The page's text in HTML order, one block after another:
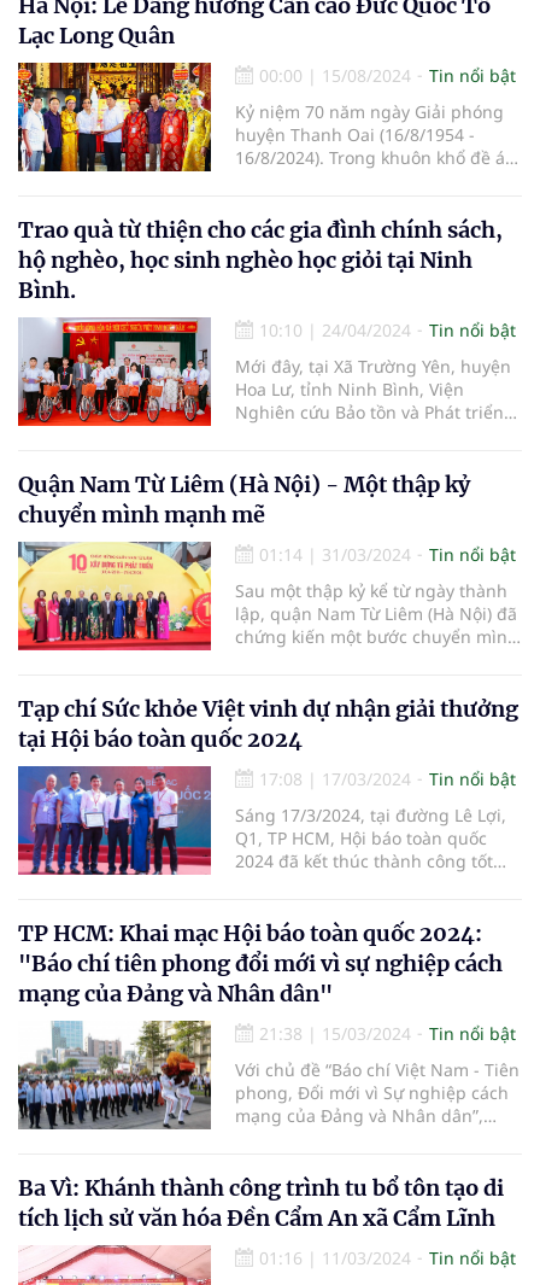
Hà Nội: Lễ Dâng hương Cẩn cáo Đức Quốc Tổ
Lạc Long Quân
00:00 | 15/08/2024
Tin nổi bật
Kỷ niệm 70 năm ngày Giải phóng
huyện Thanh Oai (16/8/1954 -
16/8/2024). Trong khuôn khổ đề án
Giáo hội Phật giáo Việt Nam, Hội
Nam y Việt Nam, và Chương trình
truyền thông Việt đồng hành cùng
động văn hóa cội nguồn đã được
triển khai trong suốt hai năm qua.
Trao quà từ thiện cho các gia đình chính sách,
hộ nghèo, học sinh nghèo học giỏi tại Ninh
Bình.
10:10 | 24/04/2024
Tin nổi bật
Mới đây, tại Xã Trường Yên, huyện
Hoa Lư, tỉnh Ninh Bình, Viện
Nghiên cứu Bảo tồn và Phát triển
dược học cổ truyền (thuộc Hội
Nghiên cứu Khoa học về Đông
Nam Á – Việt Nam) phối hợp với
các cơ quan hữu quan tổ chức
chương trình:“Du Xuân đón lộc
Giáp Thìn 2024”, Dựlễ dâng hương
Đền thờ Vua Đinh Tiên Hoàng và
làm từ thiện tại xã Trường Yên,
Quận Nam Từ Liêm (Hà Nội) - Một thập kỷ
chuyển mình mạnh mẽ
01:14 | 31/03/2024
Tin nổi bật
Sau một thập kỷ kể từ ngày thành
lập, quận Nam Từ Liêm (Hà Nội) đã
chứng kiến một bước chuyển mình
mạo đô thị văn minh và hiện đại.
Tạp chí Sức khỏe Việt vinh dự nhận giải thưởng
tại Hội báo toàn quốc 2024
17:08 | 17/03/2024
Tin nổi bật
Sáng 17/3/2024, tại đường Lê Lợi,
Q1, TP HCM, Hội báo toàn quốc
2024 đã kết thúc thành công tốt
hội để những người trong nghề
được giao lưu, học hỏi; chung sức,
đồng lòng thúc đẩy tinh thần đổi
mới sáng tạo trong hoạt động báo
chí. Tại Hội báo, Chi hội Nhà báo
Tạp chí Sức khỏe Việt đã vinh dự
nhận giải thưởng.
TP HCM: Khai mạc Hội báo toàn quốc 2024:
"Báo chí tiên phong đổi mới vì sự nghiệp cách
mạng của Đảng và Nhân dân"
21:38 | 15/03/2024
Tin nổi bật
Với chủ đề “Báo chí Việt Nam - Tiên
phong, Đổi mới vì Sự nghiệp cách
mạng của Đảng và Nhân dân”,
Báo toàn quốc năm 2024 đã được
long trọng tổ chức.
Ba Vì: Khánh thành công trình tu bổ tôn tạo di
tích lịch sử văn hóa Đền Cẩm An xã Cẩm Lĩnh
01:16 | 11/03/2024
Tin nổi bật